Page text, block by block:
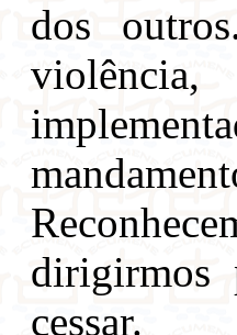
dos
dirigirmos
cessar.